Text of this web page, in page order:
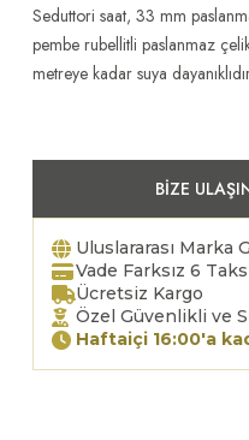
Seduttori saat, 33 mm
pembe rubellitli paslanmaz
metreye kadar suya
BIZE
Uluslararası Marka
Vade Farksız 6
Ücretsiz Kargo
Özel Güvenlikli ve
Haftaiçi 16:00'a